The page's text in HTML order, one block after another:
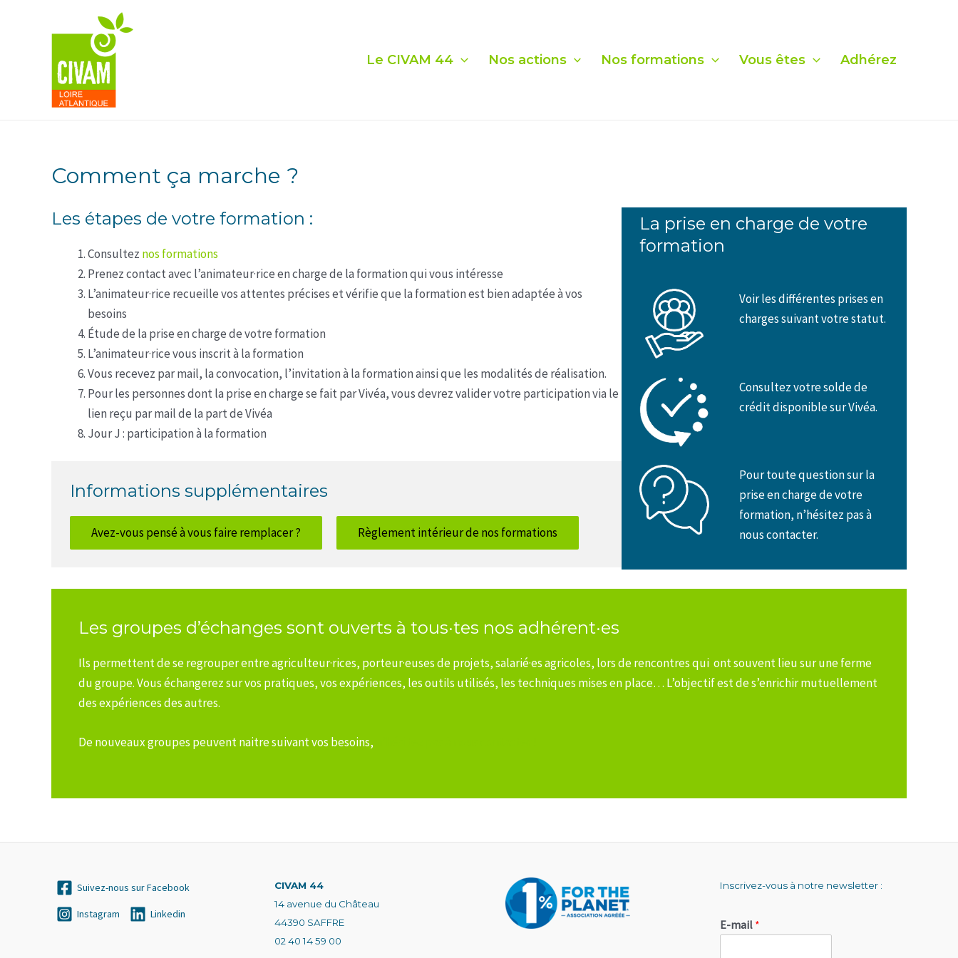
Le CIVAM 44 Nos actions Nos formations Vous êtes Adhérez
Comment ça marche ?
Les étapes de votre formation :
Consultez nos formations
Prenez contact avec l’animateur·rice en charge de la formation qui vous intéresse
L’animateur·rice recueille vos attentes précises et vérifie que la formation est bien adaptée à vos
besoins
Étude de la prise en charge de votre formation
L’animateur·rice vous inscrit à la formation
Vous recevez par mail, la convocation, l’invitation à la formation ainsi que les modalités de réalisation.
Pour les personnes dont la prise en charge se fait par Vivéa, vous devrez valider votre participation via le
lien reçu par mail de la part de Vivéa
Jour J : participation à la formation
Informations supplémentaires
Avez-vous pensé à vous faire remplacer ? Règlement intérieur de nos formations
La prise en charge de votre
formation
Voir les différentes prises en
charges suivant votre statut.
Consultez votre solde de
crédit disponible sur Vivéa.
Pour toute question sur la
prise en charge de votre
formation, n’hésitez pas à
nous contacter.
Les groupes d’échanges sont ouverts à tous·tes nos adhérent·es
Ils permettent de se regrouper entre agriculteur·rices, porteur·euses de projets, salarié·es agricoles, lors de rencontres qui ont souvent lieu sur une ferme
du groupe. Vous échangerez sur vos pratiques, vos expériences, les outils utilisés, les techniques mises en place… L’objectif est de s’enrichir mutuellement
des expériences des autres.
De nouveaux groupes peuvent naitre suivant vos besoins,
Suivez-nous sur Facebook
Instagram Linkedin
CIVAM 44
14 avenue du Château
44390 SAFFRE
02 40 14 59 00
Inscrivez-vous à notre newsletter :
E-mail *